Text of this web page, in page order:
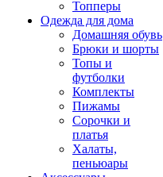
Топперы
Одежда для дома
Домашняя обувь
Брюки и шорты
Топы и
футболки
Комплекты
Пижамы
Сорочки и
платья
Халаты,
пеньюары